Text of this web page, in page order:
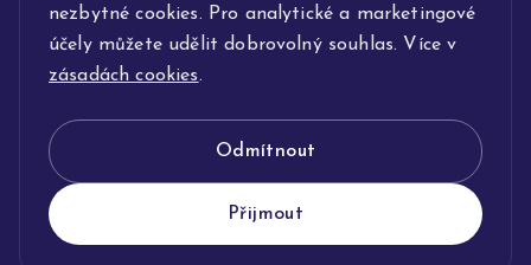
nezbytné cookies. Pro analytické a marketingové
účely můžete udělit dobrovolný souhlas. Více v
zásadách cookies.
Odmítnout
Přijmout
POPIS SLUŽEB
KLENOTNICTVÍ JOLLEO